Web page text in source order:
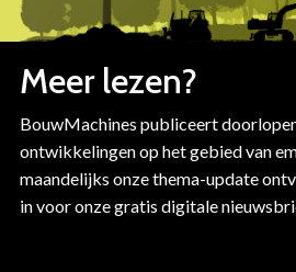
Meer lezen?
BouwMachines publiceert
ontwikkelingen op het gebied van
maandelijks onze thema-update
in voor onze gratis digitale